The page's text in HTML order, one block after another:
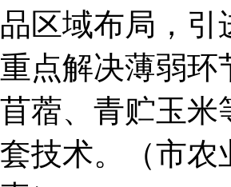
品区域布局，引
重点解决薄弱环
苜蓿、青贮玉米
套技术。（市农